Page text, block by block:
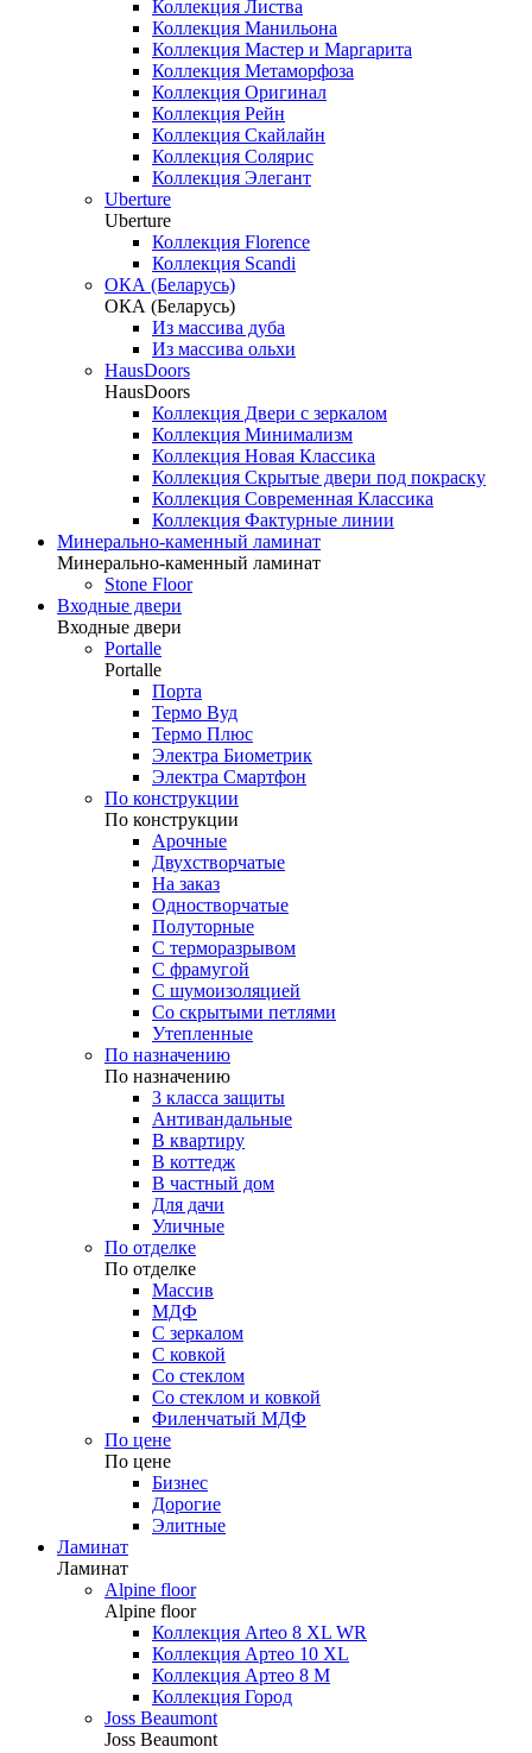
Коллекция Листва
Коллекция Манильона
Коллекция Мастер и Маргарита
Коллекция Метаморфоза
Коллекция Оригинал
Коллекция Рейн
Коллекция Скайлайн
Коллекция Солярис
Коллекция Элегант
Uberture
Uberture
Коллекция Florence
Коллекция Scandi
ОКА (Беларусь)
ОКА (Беларусь)
Из массива дуба
Из массива ольхи
HausDoors
HausDoors
Коллекция Двери с зеркалом
Коллекция Минимализм
Коллекция Новая Классика
Коллекция Скрытые двери под покраску
Коллекция Современная Классика
Коллекция Фактурные линии
Минерально-каменный ламинат
Минерально-каменный ламинат
Stone Floor
Входные двери
Входные двери
Portalle
Portalle
Порта
Термо Вуд
Термо Плюс
Электра Биометрик
Электра Смартфон
По конструкции
По конструкции
Арочные
Двухстворчатые
На заказ
Одностворчатые
Полуторные
С терморазрывом
С фрамугой
С шумоизоляцией
Со скрытыми петлями
Утепленные
По назначению
По назначению
3 класса защиты
Антивандальные
В квартиру
В коттедж
В частный дом
Для дачи
Уличные
По отделке
По отделке
Массив
МДФ
С зеркалом
С ковкой
Со стеклом
Со стеклом и ковкой
Филенчатый МДФ
По цене
По цене
Бизнес
Дорогие
Элитные
Ламинат
Ламинат
Alpine floor
Alpine floor
Коллекция Arteo 8 XL WR
Коллекция Артео 10 XL
Коллекция Артео 8 М
Коллекция Город
Joss Beaumont
Joss Beaumont